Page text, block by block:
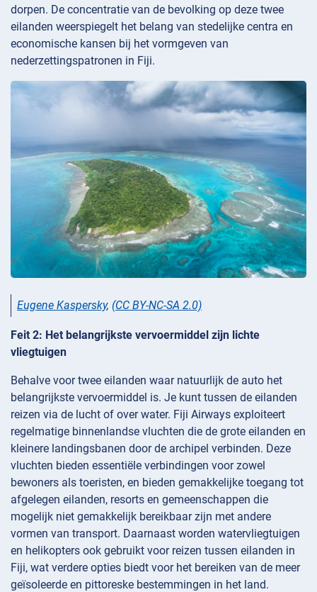
dorpen. De concentratie van de bevolking op deze twee
eilanden weerspiegelt het belang van stedelijke centra en
economische kansen bij het vormgeven van
nederzettingspatronen in Fiji.
Eugene Kaspersky, (CC BY-NC-SA 2.0)
Feit 2: Het belangrijkste vervoermiddel zijn lichte
vliegtuigen
Behalve voor twee eilanden waar natuurlijk de auto het
belangrijkste vervoermiddel is. Je kunt tussen de eilanden
reizen via de lucht of over water. Fiji Airways exploiteert
regelmatige binnenlandse vluchten die de grote eilanden en
kleinere landingsbanen door de archipel verbinden. Deze
vluchten bieden essentiële verbindingen voor zowel
bewoners als toeristen, en bieden gemakkelijke toegang tot
afgelegen eilanden, resorts en gemeenschappen die
mogelijk niet gemakkelijk bereikbaar zijn met andere
vormen van transport. Daarnaast worden watervliegtuigen
en helikopters ook gebruikt voor reizen tussen eilanden in
Fiji, wat verdere opties biedt voor het bereiken van de meer
geïsoleerde en pittoreske bestemmingen in het land.